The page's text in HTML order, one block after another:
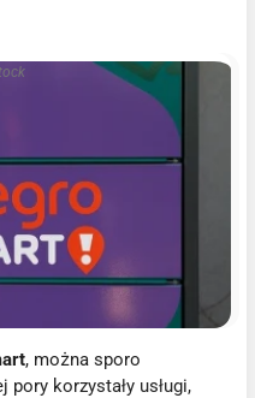
, można sporo
korzystały usługi,